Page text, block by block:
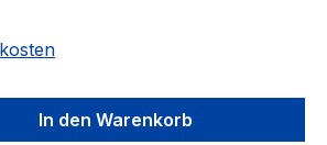
gewünschten Wert
In den Warenkorb